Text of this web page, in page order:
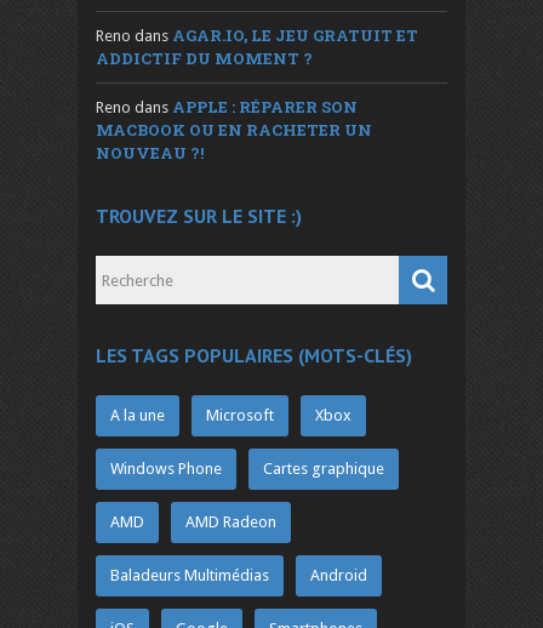
Reno dans AGAR.IO, LE JEU GRATUIT ET
ADDICTIF DU MOMENT ?
Reno dans APPLE : RÉPARER SON
MACBOOK OU EN RACHETER UN
NOUVEAU ?!
TROUVEZ SUR LE SITE :)
LES TAGS POPULAIRES (MOTS-CLÉS)
A la une Microsoft Xbox
Windows Phone Cartes graphique
AMD AMD Radeon
Baladeurs Multimédias Android